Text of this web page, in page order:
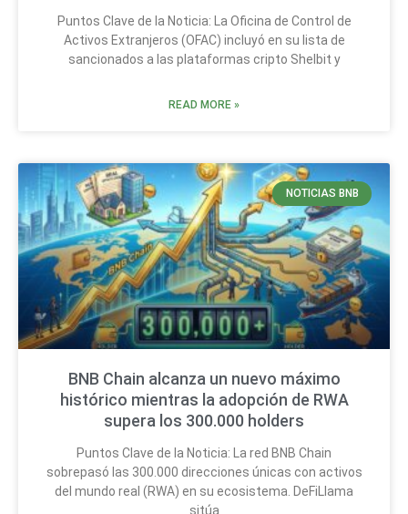
Puntos Clave de la Noticia: La Oficina de Control de
Activos Extranjeros (OFAC) incluyó en su lista de
sancionados a las plataformas cripto Shelbit y
READ MORE »
NOTICIAS BNB
BNB Chain alcanza un nuevo máximo
histórico mientras la adopción de RWA
supera los 300.000 holders
Puntos Clave de la Noticia: La red BNB Chain
sobrepasó las 300.000 direcciones únicas con activos
del mundo real (RWA) en su ecosistema. DeFiLlama
sitúa